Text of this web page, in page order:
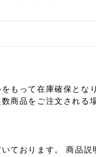
もって在庫確保とな
商品をご注文される
ております。 商品説